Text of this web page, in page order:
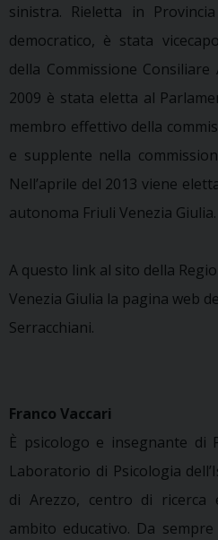
sinistra. Rieletta in
democratico, è stata
della Commissione
2009 è stata eletta al
membro effettivo della
e supplente nella
Nell’aprile del 2013 viene
autonoma Friuli Venezia Giulia.
A questo link al sito della
Venezia Giulia la pagina web
Serracchiani.
Franco Vaccari
È psicologo e insegnante di
Laboratorio di Psicologia
di Arezzo, centro di
ambito educativo. Da